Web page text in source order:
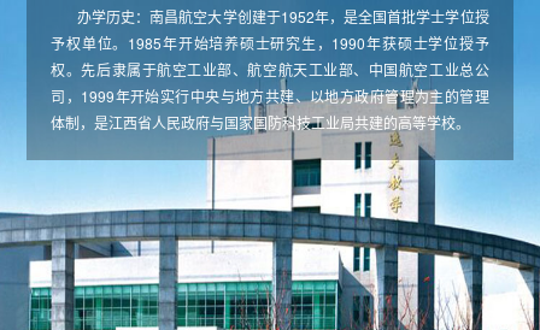
办学历史：南昌航空大学创建于1952年，是全国首批学士学位授
予权单位。1985年开始培养硕士研究生，1990年获硕士学位授予
权。先后隶属于航空工业部、航空航天工业部、中国航空工业总公
司，1999年开始实行中央与地方共建、以地方政府管理为主的管理
体制，是江西省人民政府与国家国防科技工业局共建的高等学校。